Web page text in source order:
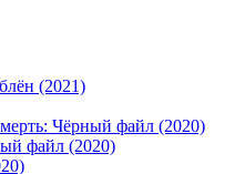
файл (2020)